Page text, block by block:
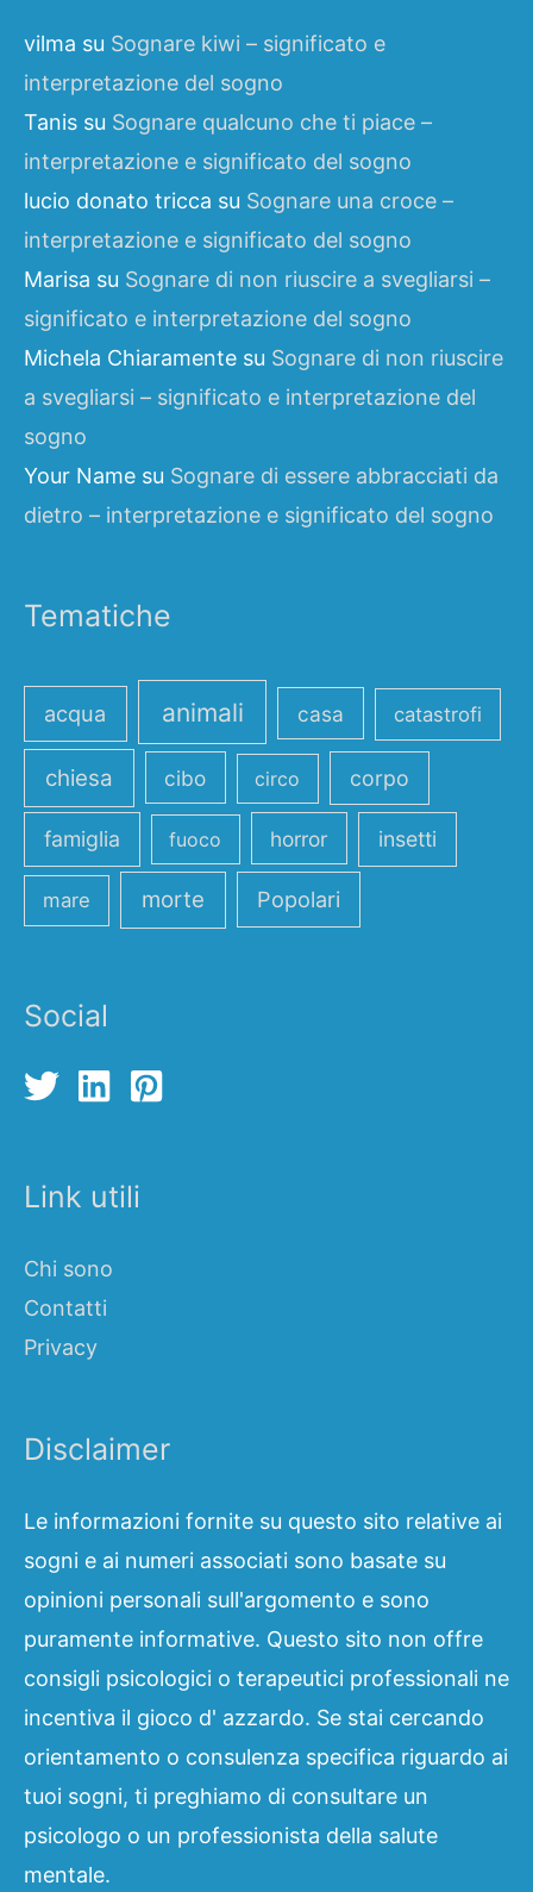
vilma su Sognare kiwi – significato e
interpretazione del sogno
Tanis su Sognare qualcuno che ti piace –
interpretazione e significato del sogno
lucio donato tricca su Sognare una croce –
interpretazione e significato del sogno
Marisa su Sognare di non riuscire a svegliarsi –
significato e interpretazione del sogno
Michela Chiaramente su Sognare di non riuscire
a svegliarsi – significato e interpretazione del
sogno
Your Name su Sognare di essere abbracciati da
dietro – interpretazione e significato del sogno
Tematiche
acqua animali casa catastrofi
chiesa cibo circo corpo
famiglia fuoco horror insetti
mare morte Popolari
Social
Link utili
Chi sono
Contatti
Privacy
Disclaimer
Le informazioni fornite su questo sito relative ai
sogni e ai numeri associati sono basate su
opinioni personali sull'argomento e sono
puramente informative. Questo sito non offre
consigli psicologici o terapeutici professionali ne
incentiva il gioco d' azzardo. Se stai cercando
orientamento o consulenza specifica riguardo ai
tuoi sogni, ti preghiamo di consultare un
psicologo o un professionista della salute
mentale.